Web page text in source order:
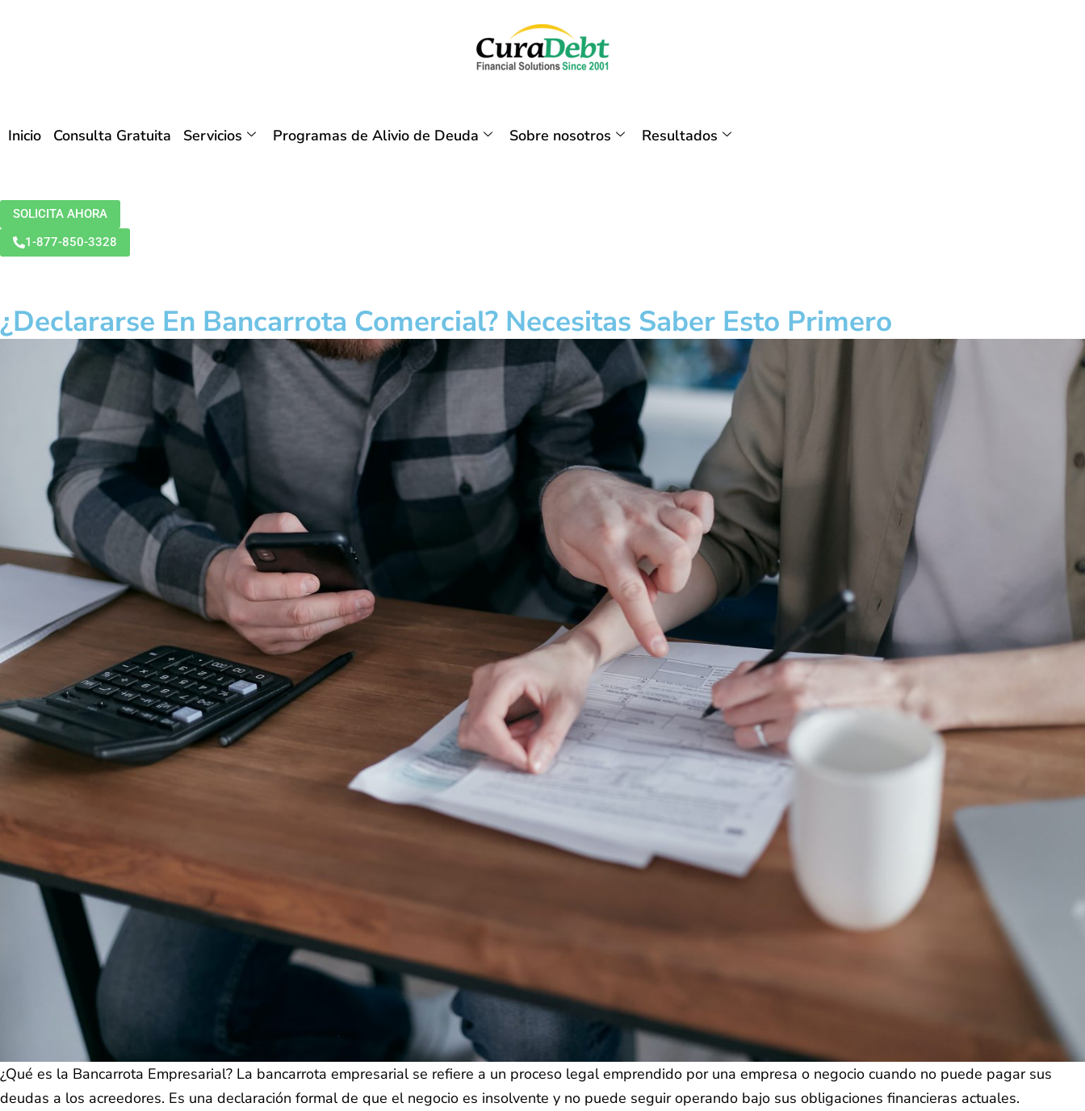
Inicio Consulta Gratuita Servicios Programas de Alivio de Deuda Sobre nosotros Resultados
SOLICITA AHORA
1-877-850-3328
¿Declararse En Bancarrota Comercial? Necesitas Saber Esto Primero
¿Qué es la Bancarrota Empresarial? La bancarrota empresarial se refiere a un proceso legal emprendido por una empresa o negocio cuando no puede pagar sus
deudas a los acreedores. Es una declaración formal de que el negocio es insolvente y no puede seguir operando bajo sus obligaciones financieras actuales.